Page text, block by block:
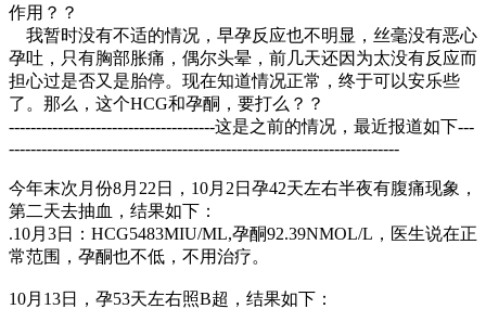
作用？？
我暂时没有不适的情况，早孕反应也不明显，丝毫没有恶心
孕吐，只有胸部胀痛，偶尔头晕，前几天还因为太没有反应而
担心过是否又是胎停。现在知道情况正常，终于可以安乐些
了。那么，这个HCG和孕酮，要打么？？
--------------------------------------这是之前的情况，最近报道如下---
------------------------------------------------------------------------
今年末次月份8月22日，10月2日孕42天左右半夜有腹痛现象，
第二天去抽血，结果如下：
.10月3日：HCG5483MIU/ML,孕酮92.39NMOL/L，医生说在正
常范围，孕酮也不低，不用治疗。
10月13日，孕53天左右照B超，结果如下：